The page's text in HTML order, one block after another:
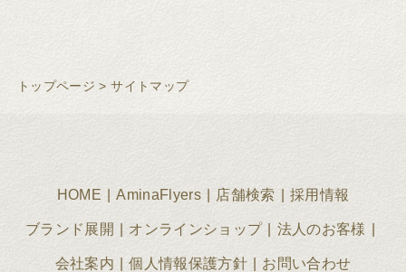
トップページ > サイトマップ
HOME AminaFlyers 店舗検索 採用情報
ブランド展開 オンラインショップ 法人のお客様
会社案内 個人情報保護方針 お問い合わせ